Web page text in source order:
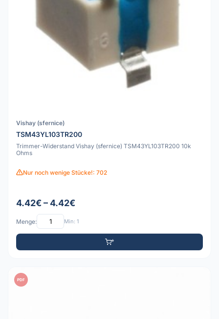
Vishay (sfernice)
TSM43YL103TR200
Trimmer-Widerstand Vishay (sfernice) TSM43YL103TR200 10k
Ohms
Nur noch wenige Stücke!: 702
4.42€ – 4.42€
Menge: Min: 1
PDF